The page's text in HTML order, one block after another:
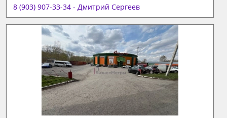
8 (903) 907-33-34 - Дмитрий Сергеев